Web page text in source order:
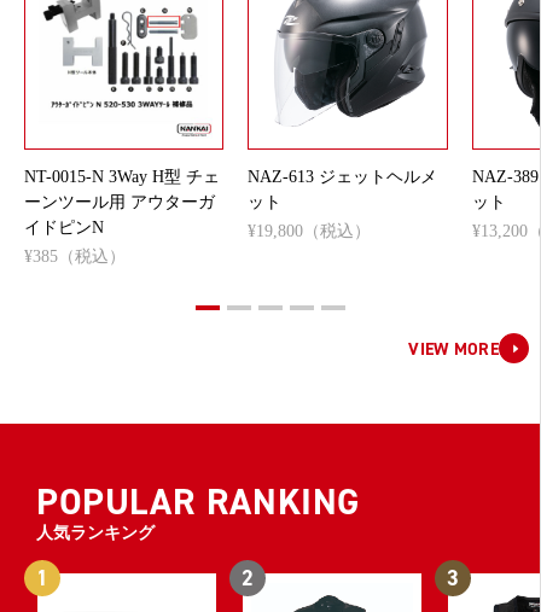
NT-0015-N 3Way H型 チェ
ーンツール用 アウターガ
イドピンN
¥385（税込）
NAZ-613 ジェットヘルメ
ット
¥19,800（税込）
NAZ-
ット
¥13,200
VIEW MORE
POPULAR RANKING
人気ランキング